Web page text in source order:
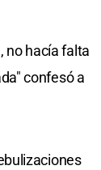
no hacía falta
confesó a